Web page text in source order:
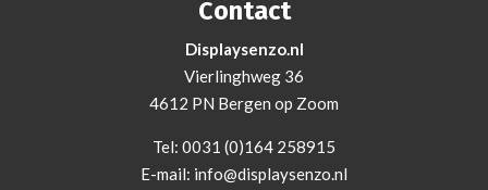
Contact
Displaysenzo.nl
Vierlinghweg 36
4612 PN Bergen op Zoom
Tel: 0031 (0)164 258915
E-mail: info@displaysenzo.nl